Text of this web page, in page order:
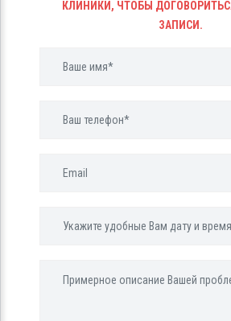
КЛИНИКИ, ЧТОБЫ
ЗАПИСИ.